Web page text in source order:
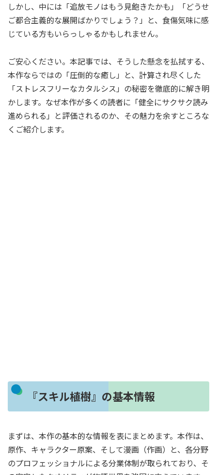
しかし、中には「追放モノはもう見飽きたかも」「どうせ
ご都合主義的な展開ばかりでしょう？」と、食傷気味に感
じている方もいらっしゃるかもしれません。
ご安心ください。本記事では、そうした懸念を払拭する、
本作ならではの「圧倒的な癒し」と、計算され尽くした
「ストレスフリーなカタルシス」の秘密を徹底的に解き明
かします。なぜ本作が多くの読者に「健全にサクサク読み
進められる」と評価されるのか、その魅力を余すところな
くご紹介します。
『スキル植樹』の基本情報
まずは、本作の基本的な情報を表にまとめます。本作は、
原作、キャラクター原案、そして漫画（作画）と、各分野
のプロフェッショナルによる分業体制が取られており、そ